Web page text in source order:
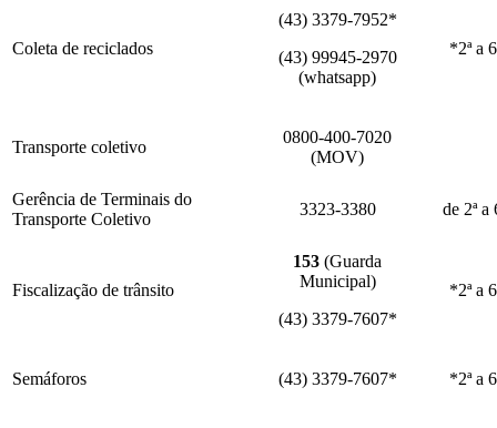
Coleta de reciclados
(43) 3379-7952*
(43) 99945-2970
(whatsapp)
*2ª a
Transporte coletivo
0800-400-7020
(MOV)
Gerência de Terminais do
Transporte Coletivo
3323-3380 de 2ª a
Fiscalização de trânsito
153 (Guarda
Municipal)
(43) 3379-7607*
*2ª a
Semáforos (43) 3379-7607* *2ª a